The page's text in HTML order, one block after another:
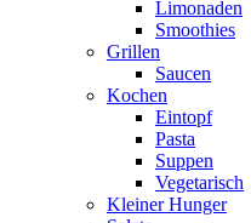
Limonaden
Smoothies
Grillen
Saucen
Kochen
Eintopf
Pasta
Suppen
Vegetarisch
Kleiner Hunger